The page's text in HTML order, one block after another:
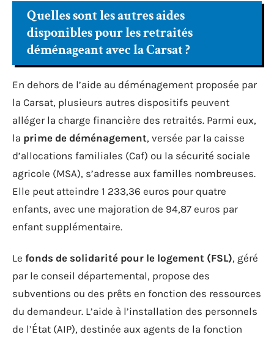
Quelles sont les autres aides
disponibles pour les retraités
déménageant avec la Carsat ?
En dehors de l’aide au déménagement proposée par
la Carsat, plusieurs autres dispositifs peuvent
alléger la charge financière des retraités. Parmi eux,
la prime de déménagement, versée par la caisse
d’allocations familiales (Caf) ou la sécurité sociale
agricole (MSA), s’adresse aux familles nombreuses.
Elle peut atteindre 1 233,36 euros pour quatre
enfants, avec une majoration de 94,87 euros par
enfant supplémentaire.
Le fonds de solidarité pour le logement (FSL), géré
par le conseil départemental, propose des
subventions ou des prêts en fonction des ressources
du demandeur. L’aide à l’installation des personnels
de l’État (AIP), destinée aux agents de la fonction